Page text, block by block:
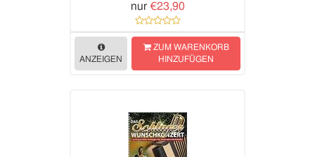
nur €23,90
ANZEIGEN
ZUM WARENKORB
HINZUFÜGEN